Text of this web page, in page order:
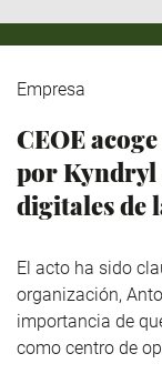
Empresa
CEOE
por Kyndryl
digitales de
El acto ha sido
organización,
importancia de
como centro de